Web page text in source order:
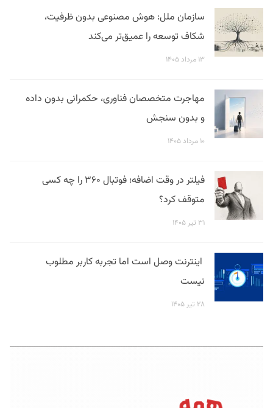
سازمان ملل: هوش مصنوعی بدون ظرفیت،
شکاف توسعه را عمیق‌تر می‌کند
۱۳ مرداد ۱۴۰۵
مهاجرت متخصصان فناوری، حکمرانی بدون داده
و بدون سنجش
۱۰ مرداد ۱۴۰۵
فیلتر در وقت اضافه؛ فوتبال ۳۶۰ را چه کسی
متوقف کرد؟
۳۱ تیر ۱۴۰۵
اینترنت وصل است اما تجربه کاربر مطلوب
نیست
۲۸ تیر ۱۴۰۵